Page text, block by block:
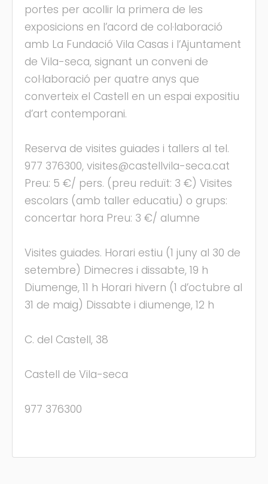
portes per acollir la primera de les
exposicions en l’acord de col·laboració
amb La Fundació Vila Casas i l’Ajuntament
de Vila-seca, signant un conveni de
col·laboració per quatre anys que
converteix el Castell en un espai expositiu
d’art contemporani.
Reserva de visites guiades i tallers al tel.
977 376300, visites@castellvila-seca.cat
Preu: 5 €/ pers. (preu reduït: 3 €) Visites
escolars (amb taller educatiu) o grups:
concertar hora Preu: 3 €/ alumne
Visites guiades. Horari estiu (1 juny al 30 de
setembre) Dimecres i dissabte, 19 h
Diumenge, 11 h Horari hivern (1 d’octubre al
31 de maig) Dissabte i diumenge, 12 h
C. del Castell, 38
Castell de Vila-seca
977 376300